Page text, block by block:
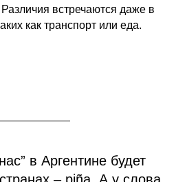
встречаются даже в
как транспорт или еда.
в Аргентине будет